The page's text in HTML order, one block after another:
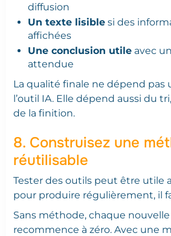
diffusion
Un texte lisible si des
affichées
Une conclusion utile avec
attendue
La qualité finale ne dépend
l’outil IA. Elle dépend aussi du
de la finition.
8. Construisez une
réutilisable
Tester des outils peut être utile
pour produire régulièrement, il
Sans méthode, chaque
recommence à zéro. Avec une